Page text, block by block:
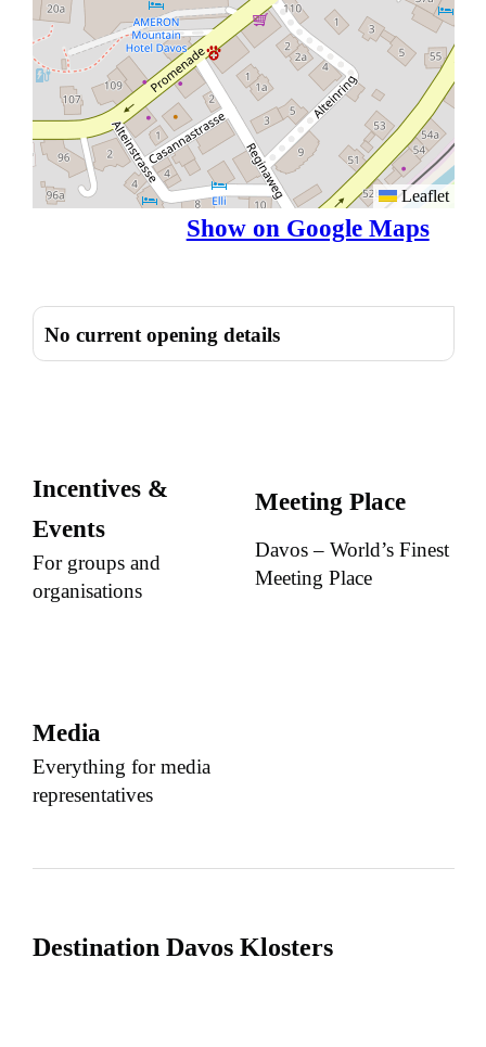
Leaflet
Show on Google Maps
No current opening details
Incentives &
Events
For groups and
organisations
Meeting Place
Davos – World’s Finest
Meeting Place
Media
Everything for media
representatives
Destination Davos Klosters